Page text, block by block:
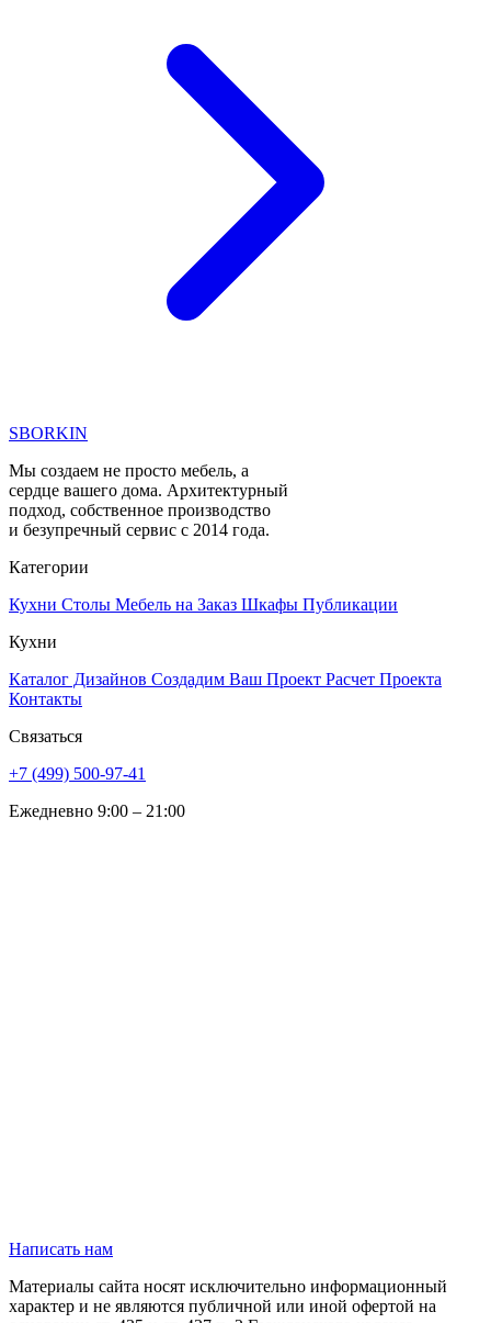
SBORKIN
Мы создаем не просто мебель, а
сердце вашего дома. Архитектурный
подход, собственное производство
и безупречный сервис с 2014 года.
Категории
Кухни Столы Мебель на Заказ Шкафы Публикации
Кухни
Каталог Дизайнов Создадим Ваш Проект Расчет Проекта
Контакты
Связаться
+7 (499) 500-97-41
Ежедневно 9:00 – 21:00
Написать нам
Материалы сайта носят исключительно информационный
характер и не являются публичной или иной офертой на